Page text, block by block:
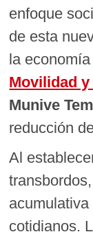
enfoque
de esta
la
Movilidad
Munive
reducción
Al
cotidianos.